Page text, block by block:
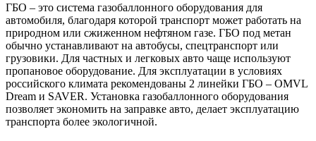
ГБО – это система газобаллонного оборудования для
автомобиля, благодаря которой транспорт может работать на
природном или сжиженном нефтяном газе. ГБО под метан
обычно устанавливают на автобусы, спецтранспорт или
грузовики. Для частных и легковых авто чаще используют
пропановое оборудование. Для эксплуатации в условиях
российского климата рекомендованы 2 линейки ГБО – OMVL
Dream и SAVER. Установка газобаллонного оборудования
позволяет экономить на заправке авто, делает эксплуатацию
транспорта более экологичной.